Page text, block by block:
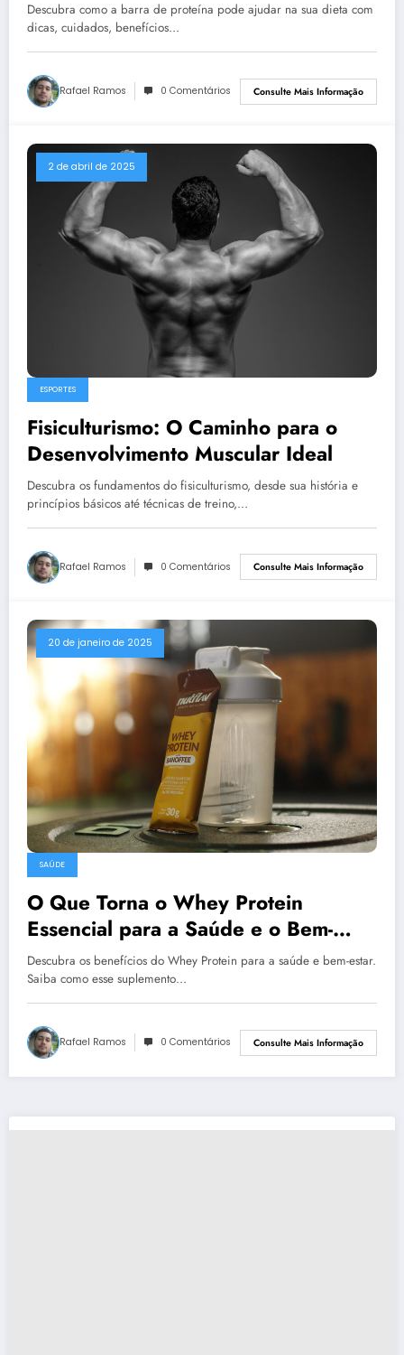
Descubra como a barra de proteína pode ajudar na sua dieta com
dicas, cuidados, benefícios…
Rafael Ramos 0 Comentários Consulte Mais Informação
2 de abril de 2025
ESPORTES
Fisiculturismo: O Caminho para o
Desenvolvimento Muscular Ideal
Descubra os fundamentos do fisiculturismo, desde sua história e
princípios básicos até técnicas de treino,…
Rafael Ramos 0 Comentários Consulte Mais Informação
20 de janeiro de 2025
SAÚDE
O Que Torna o Whey Protein
Essencial para a Saúde e o Bem-
Estar
Descubra os benefícios do Whey Protein para a saúde e bem-estar.
Saiba como esse suplemento…
Rafael Ramos 0 Comentários Consulte Mais Informação